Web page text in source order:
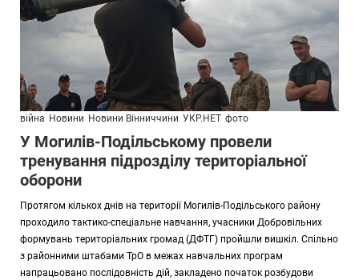
війна Новини Новини Вінниччини УКР.НЕТ фото
У Могилів-Подільському провели
тренування підрозділу територіальної
оборони
Протягом кількох днів на території Могилів-Подільського району
проходило тактико-спеціальне навчання, учасники Добровільних
формувань територіальних громад (ДФТГ) пройшли вишкіл. Спільно
з районними штабами ТрО в межах навчальних програм
напрацьовано послідовність дій, закладено початок розбудови